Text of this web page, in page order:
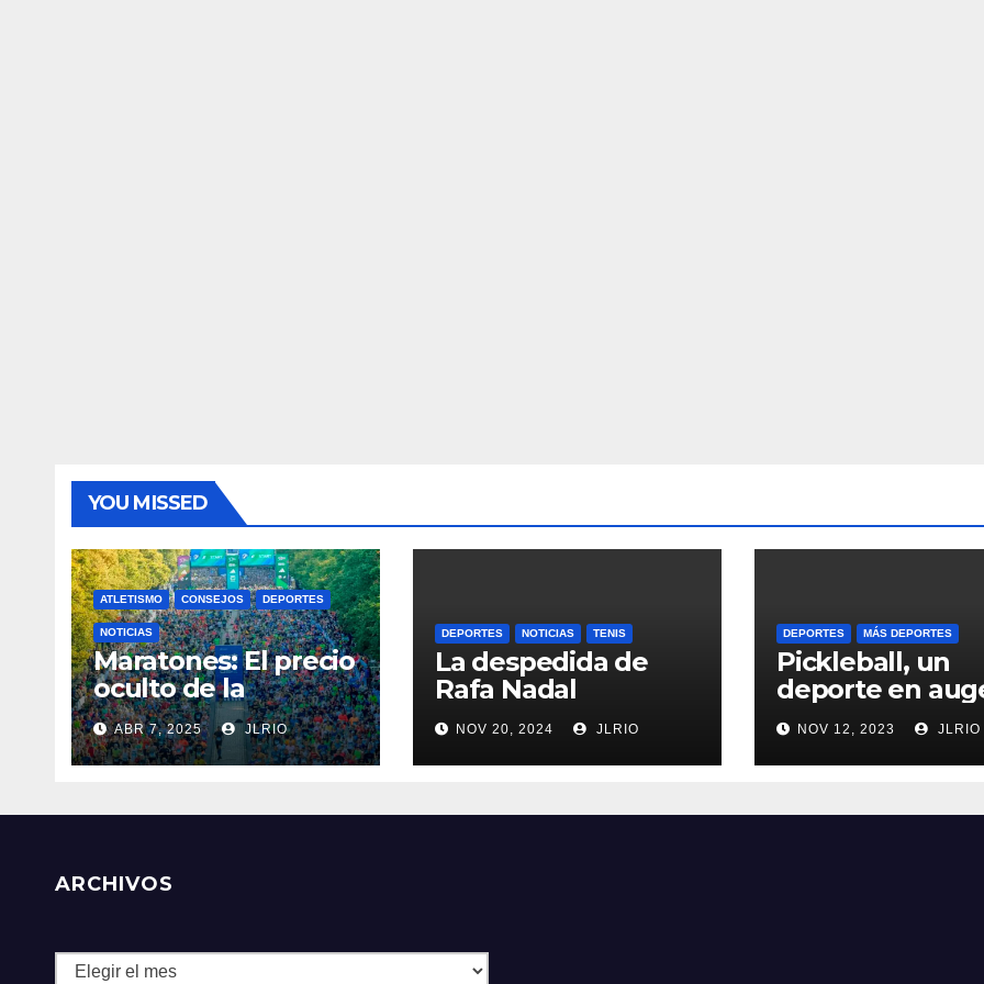
YOU MISSED
ATLETISMO CONSEJOS DEPORTES
NOTICIAS
Maratones: El precio
oculto de la
resistencia
ABR 7, 2025 JLRIO
DEPORTES NOTICIAS TENIS
La despedida de
Rafa Nadal
NOV 20, 2024 JLRIO
DEPORTES MÁS DEPORTES
Pickleball, un
deporte en
NOV 12, 2023 JLRIO
ARCHIVOS
Archivos